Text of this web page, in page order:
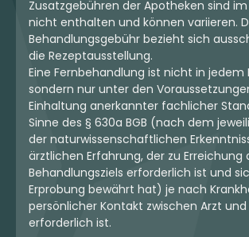
Zusatzgebühren der Apotheken sind
nicht enthalten und können variieren.
Behandlungsgebühr bezieht sich
die Rezeptausstellung.
Eine Fernbehandlung ist nicht in jedem
sondern nur unter den
Einhaltung anerkannter fachlicher
Sinne des § 630a BGB (nach dem
der naturwissenschaftlichen
ärztlichen Erfahrung, der zu Erreichung
Behandlungsziels erforderlich ist und
Erprobung bewährt hat) je nach
persönlicher Kontakt zwischen Arzt
erforderlich ist.